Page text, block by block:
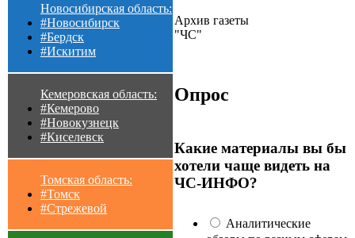
Новосибирская область:
#Новосибирск
#Бердск
#Искитим
Кемеровская область:
#Кемерово
#Новокузнецк
#Киселевск
Томская область:
#Томск
#Стрежевой
Архив газеты
"ЧС"
Опрос
Какие материалы вы бы
хотели чаще видеть на
ЧС-ИНФО?
Аналитические